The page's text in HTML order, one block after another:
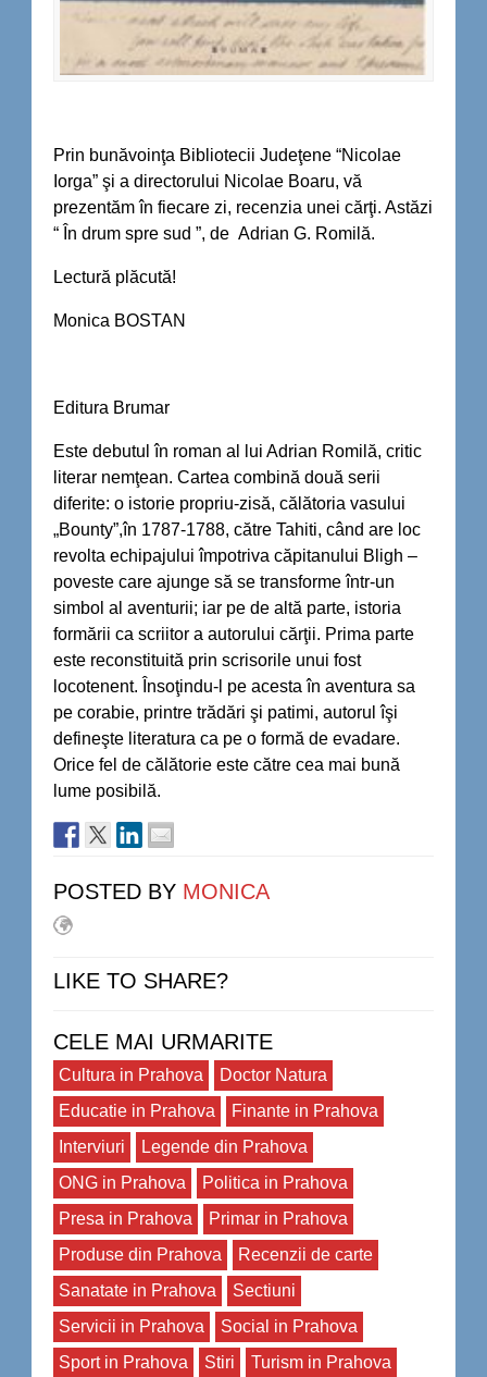
Prin bunăvoinţa Bibliotecii Judeţene “Nicolae
Iorga” şi a directorului Nicolae Boaru, vă
prezentăm în fiecare zi, recenzia unei cărţi. Astăzi
“ În drum spre sud ”, de Adrian G. Romilă.
Lectură plăcută!
Monica BOSTAN
Editura Brumar
Este debutul în roman al lui Adrian Romilă, critic
literar nemţean. Cartea combină două serii
diferite: o istorie propriu-zisă, călătoria vasului
„Bounty”,în 1787-1788, către Tahiti, când are loc
revolta echipajului împotriva căpitanului Bligh –
poveste care ajunge să se transforme într-un
simbol al aventurii; iar pe de altă parte, istoria
formării ca scriitor a autorului cărţii. Prima parte
este reconstituită prin scrisorile unui fost
locotenent. Însoţindu-l pe acesta în aventura sa
pe corabie, printre trădări şi patimi, autorul îşi
defineşte literatura ca pe o formă de evadare.
Orice fel de călătorie este către cea mai bună
lume posibilă.
POSTED BY MONICA
LIKE TO SHARE?
CELE MAI URMARITE
Cultura in Prahova
Doctor Natura
Educatie in Prahova
Finante in Prahova
Interviuri
Legende din Prahova
ONG in Prahova
Politica in Prahova
Presa in Prahova
Primar in Prahova
Produse din Prahova
Recenzii de carte
Sanatate in Prahova
Sectiuni
Servicii in Prahova
Social in Prahova
Sport in Prahova
Stiri Turism in Prahova